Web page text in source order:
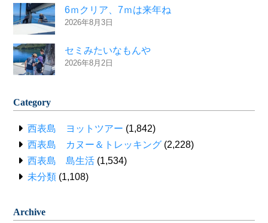
6ｍクリア、7ｍは来年ね
2026年8月3日
セミみたいなもんや
2026年8月2日
Category
西表島 ヨットツアー (1,842)
西表島 カヌー＆トレッキング (2,228)
西表島 島生活 (1,534)
未分類 (1,108)
Archive